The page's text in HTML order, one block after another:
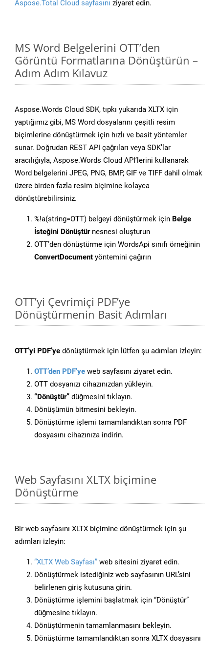
Aspose.Total Cloud sayfasını ziyaret edin.
MS Word Belgelerini OTT’den
Görüntü Formatlarına Dönüştürün –
Adım Adım Kılavuz
Aspose.Words Cloud SDK, tıpkı yukarıda XLTX için
yaptığımız gibi, MS Word dosyalarını çeşitli resim
biçimlerine dönüştürmek için hızlı ve basit yöntemler
sunar. Doğrudan REST API çağrıları veya SDK’lar
aracılığıyla, Aspose.Words Cloud API’lerini kullanarak
Word belgelerini JPEG, PNG, BMP, GIF ve TIFF dahil olmak
üzere birden fazla resim biçimine kolayca
dönüştürebilirsiniz.
%!a(string=OTT) belgeyi dönüştürmek için Belge
İsteğini Dönüştürnesnesi oluşturun
OTT’den dönüştürme için WordsApi sınıfı örneğinin
ConvertDocument yöntemini çağırın
OTT’yi Çevrimiçi PDF’ye
Dönüştürmenin Basit Adımları
OTT’yi PDF’ye dönüştürmek için lütfen şu adımları izleyin:
OTT’den PDF’ye web sayfasını ziyaret edin.
OTT dosyanızı cihazınızdan yükleyin.
“Dönüştür” düğmesini tıklayın.
Dönüşümün bitmesini bekleyin.
Dönüştürme işlemi tamamlandıktan sonra PDF
dosyasını cihazınıza indirin.
Web Sayfasını XLTX biçimine
Dönüştürme
Bir web sayfasını XLTX biçimine dönüştürmek için şu
adımları izleyin:
“XLTX Web Sayfası” web sitesini ziyaret edin.
Dönüştürmek istediğiniz web sayfasının URL’sini
belirlenen giriş kutusuna girin.
Dönüştürme işlemini başlatmak için “Dönüştür”
düğmesine tıklayın.
Dönüştürmenin tamamlanmasını bekleyin.
Dönüştürme tamamlandıktan sonra XLTX dosyasını